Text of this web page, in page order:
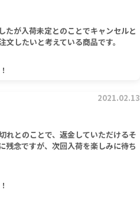
たが入荷未定とのことでキャンセルと
したいと考えている商品です。
2021.02.13
れとのことで、返金していただけるそ
残念ですが、次回入荷を楽しみに待ち